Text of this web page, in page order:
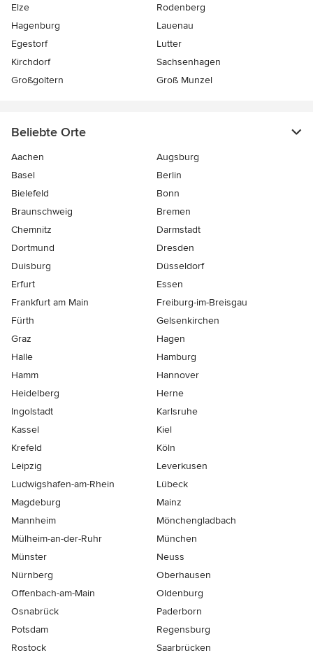
Elze
Rodenberg
Hagenburg
Lauenau
Egestorf
Lutter
Kirchdorf
Sachsenhagen
Großgoltern
Groß Munzel
Beliebte Orte
Aachen
Augsburg
Basel
Berlin
Bielefeld
Bonn
Braunschweig
Bremen
Chemnitz
Darmstadt
Dortmund
Dresden
Duisburg
Düsseldorf
Erfurt
Essen
Frankfurt am Main
Freiburg-im-Breisgau
Fürth
Gelsenkirchen
Graz
Hagen
Halle
Hamburg
Hamm
Hannover
Heidelberg
Herne
Ingolstadt
Karlsruhe
Kassel
Kiel
Krefeld
Köln
Leipzig
Leverkusen
Ludwigshafen-am-Rhein
Lübeck
Magdeburg
Mainz
Mannheim
Mönchen­gladbach
Mülheim-an-der-Ruhr
München
Münster
Neuss
Nürnberg
Oberhausen
Offenbach-am-Main
Oldenburg
Osnabrück
Paderborn
Potsdam
Regensburg
Rostock
Saarbrücken